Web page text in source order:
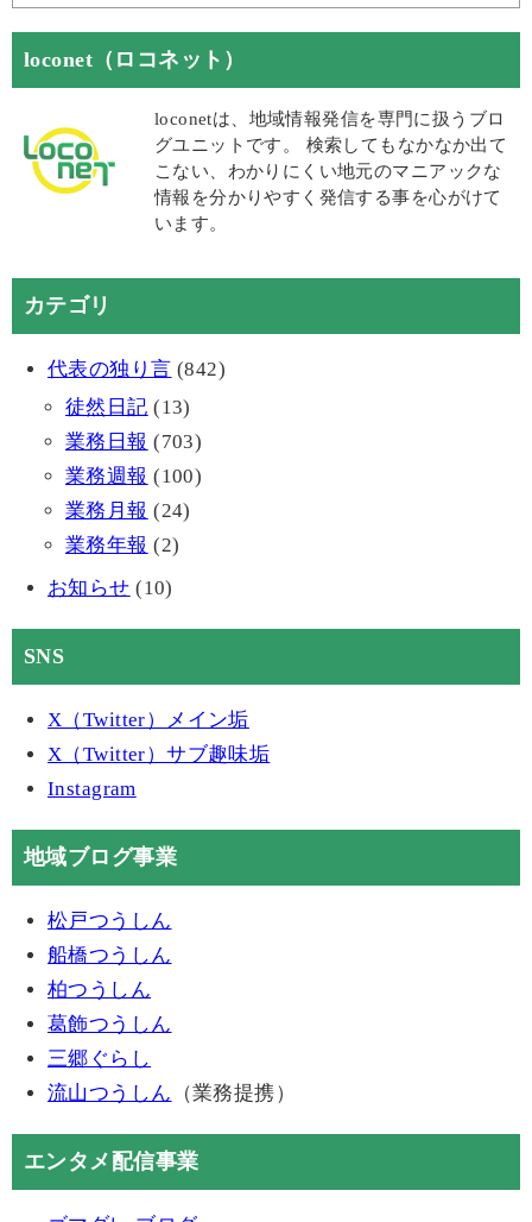
loconet（ロコネット）
loconetは、地域情報発信を専門に扱うブロ
グユニットです。 検索してもなかなか出て
こない、わかりにくい地元のマニアックな
情報を分かりやすく発信する事を心がけて
います。
カテゴリ
代表の独り言 (842)
徒然日記 (13)
業務日報 (703)
業務週報 (100)
業務月報 (24)
業務年報 (2)
お知らせ (10)
SNS
X（Twitter）メイン垢
X（Twitter）サブ趣味垢
Instagram
地域ブログ事業
松戸つうしん
船橋つうしん
柏つうしん
葛飾つうしん
三郷ぐらし
流山つうしん （業務提携）
エンタメ配信事業